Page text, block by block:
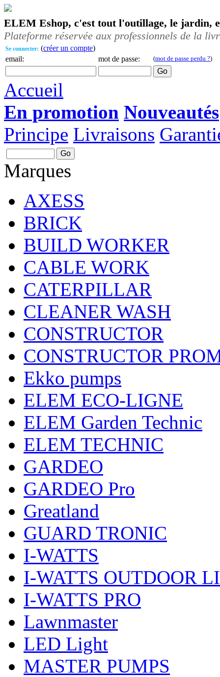
ELEM Eshop, c'est tout l'outillage, le jardin,
Plateforme réservée aux professionnels de la
Se connecter: (créer un compte)
email:
mot de passe: (mot de passe perdu ?)
Accueil
En promotion Nouveautés
Principe Livraisons
Marques
AXESS
BRICK
BUILD WORKER
CABLE WORK
CATERPILLAR
CLEANER WASH
CONSTRUCTOR
CONSTRUCTOR
Ekko pumps
ELEM ECO-LIGNE
ELEM Garden Technic
ELEM TECHNIC
GARDEO
GARDEO Pro
Greatland
GUARD TRONIC
I-WATTS
I-WATTS OUTDOOR
I-WATTS PRO
Lawnmaster
LED Light
MASTER PUMPS